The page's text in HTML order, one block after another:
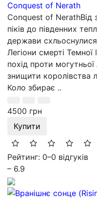
Conquest of Nerath
Conquest of NerathВід
піків до південних
держави
Легіони смерті
похід проти
знищити королівства
Коло збирає ..
4500 грн
Купити
Рейтинг: 0–0 відгуків
– 6.9